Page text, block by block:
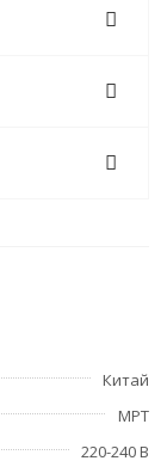
Китай
MPT
220-240 В